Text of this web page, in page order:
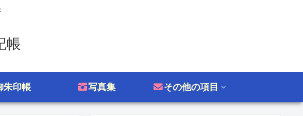
帳
朱印帳 写真集 その他の項目